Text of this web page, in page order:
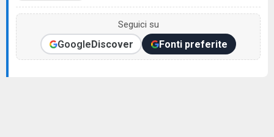
Seguici su
GoogleDiscover Fonti preferite